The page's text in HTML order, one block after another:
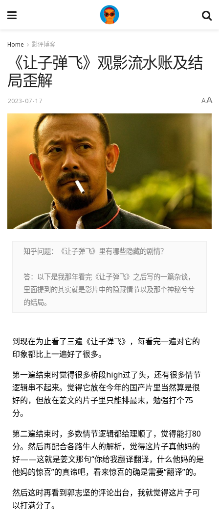
Home 影评博客
《让子弹飞》观影流水账及结
局歪解
2023-07-17 AA
知乎问题：《让子弹飞》里有哪些隐藏的剧情？
答：以下是我那年看完《让子弹飞》之后写的一篇杂谈，
里面提到的其实就是影片中的隐藏情节以及那个神秘兮兮
的结局。
到现在为止看了三遍《让子弹飞》，每看完一遍对它的
印象都比上一遍好了很多。
第一遍结束时觉得很多桥段high过了头，还有很多情节
逻辑串不起来。觉得它放在今年的国产片里当然算是很
好的，但放在姜文的片子里只能排最末，勉强打个75
分。
第二遍结束时，多数情节逻辑都给理顺了，觉得能打80
分。然后再配合各路牛人的解析，觉得这片子真他妈的
好——这就是姜文那句“你给我翻译翻译，什么他妈的是
他妈的惊喜”的真谛吧，看来惊喜的确是需要“翻译”的。
然后这时再看到郭志坚的评论出台，我就觉得这片子可
以打满分了。